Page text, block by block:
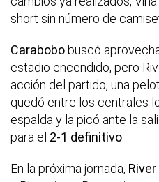
short sin número de
Carabobo buscó
estadio encendido, pero
acción del partido, una
quedó entre los centrales
espalda y la picó ante la
para el 2-1 definitivo
En la próxima jornada, River